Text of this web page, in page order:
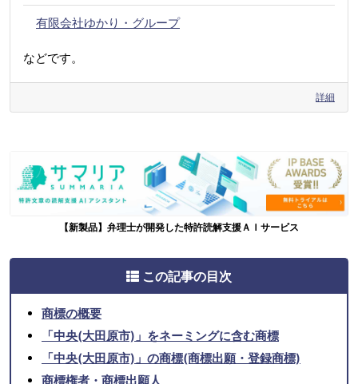
有限会社ゆかり・グループ
などです。
詳細
【新製品】弁理士が開発した特許読解支援ＡＩサービス
この記事の目次
商標の概要
「中央(大田原市)」をネーミングに含む商標
「中央(大田原市)」の商標(商標出願・登録商標)
商標権者・商標出願人